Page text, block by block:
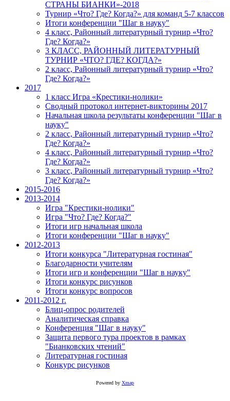
СТРАНЫ БИАНКИ»-2018
Турнир «Что? Где? Когда?» для команд 5-7 классов
Итоги конференции "Шаг в науку"
4 класс, Районный литературный турнир «Что?
Где? Когда?»
3 КЛАСС, РАЙОННЫЙ ЛИТЕРАТУРНЫЙ
ТУРНИР «ЧТО? ГДЕ? КОГДА?»
2 класс, Районный литературный турнир «Что?
Где? Когда?»
2017
1 класс Игра «Крестики-нолики»
Сводный протокол интернет-викторины 2017
Начальная школа результаты конференции "Шаг в
науку"
2 класс, Районный литературный турнир «Что?
Где? Когда?»
4 класс, Районный литературный турнир «Что?
Где? Когда?»
3 класс, Районный литературный турнир «Что?
Где? Когда?»
2015-2016
2013-2014
Игра "Крестики-нолики"
Игра "Что? Где? Когда?"
Итоги игр начальная школа
Итоги конференции "Шаг в науку"
2012-2013
Итоги конкурса "Литературная гостиная"
Благодарности учителям
Итоги игр и конференции "Шаг в науку"
Итоги конкурс рисунков
Итоги конкурс вопросов
2011-2012 г.
Блиц-опрос родителей
Аналитическая справка
Конференция "Шаг в науку"
Защита первого тура проектов в рамках
"Бианковских чтений"
Литературная гостиная
Конкурс рисунков
Powered by Xmap